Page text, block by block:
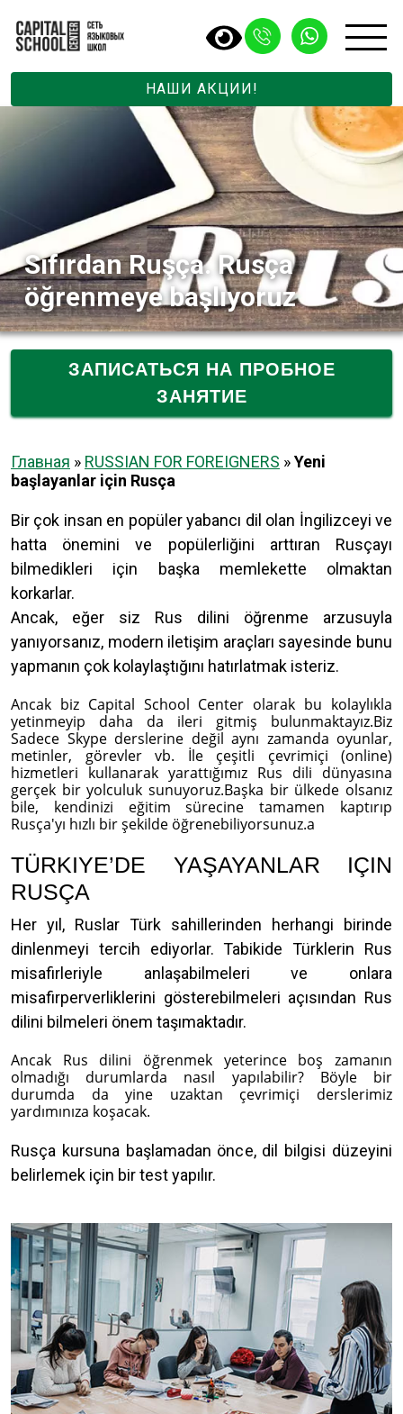
НАШИ АКЦИИ!
Sıfırdan Ruşça. Rusça
öğrenmeye başlıyoruz
ЗАПИСАТЬСЯ НА ПРОБНОЕ
ЗАНЯТИЕ
Главная » RUSSIAN FOR FOREIGNERS »Yeni
başlayanlar için Rusça
Bir çok insan en popüler yabancı dil olan İngilizceyi ve
hatta önemini ve popülerliğini arttıran Rusçayı
bilmedikleri için başka memlekette olmaktan
korkarlar.
Ancak, eğer siz Rus dilini öğrenme arzusuyla
yanıyorsanız, modern iletişim araçları sayesinde bunu
yapmanın çok kolaylaştığını hatırlatmak isteriz.
Ancak biz Capital School Center olarak bu kolaylıkla
yetinmeyip daha da ileri gitmiş bulunmaktayız.Biz
Sadece Skype derslerine değil aynı zamanda oyunlar,
metinler, görevler vb. İle çeşitli çevrimiçi (online)
hizmetleri kullanarak yarattığımız Rus dili dünyasına
gerçek bir yolculuk sunuyoruz.Başka bir ülkede olsanız
bile, kendinizi eğitim sürecine tamamen kaptırıp
Rusça'yı hızlı bir şekilde öğrenebiliyorsunuz.а
TÜRKIYE’DE YAŞAYANLAR IÇIN
RUSÇA
Her yıl, Ruslar Türk sahillerinden herhangi birinde
dinlenmeyi tercih ediyorlar. Tabikide Türklerin Rus
misafirleriyle anlaşabilmeleri ve onlara
misafirperverliklerini gösterebilmeleri açısından Rus
dilini bilmeleri önem taşımaktadır.
Ancak Rus dilini öğrenmek yeterince boş zamanın
olmadığı durumlarda nasıl yapılabilir? Böyle bir
durumda da yine uzaktan çevrimiçi derslerimiz
yardımınıza koşacak.
Rusça kursuna başlamadan önce, dil bilgisi düzeyini
belirlemek için bir test yapılır.